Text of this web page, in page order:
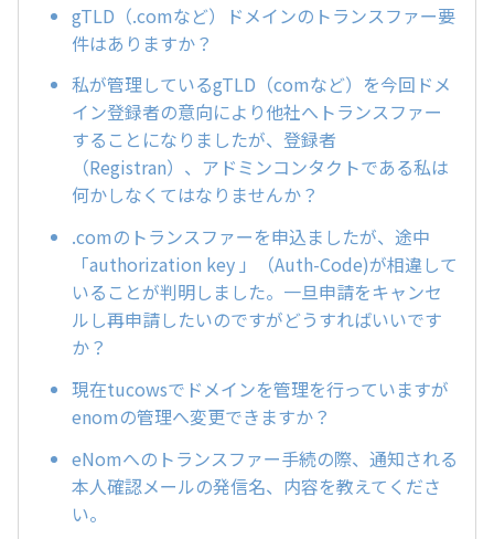
gTLD（.comなど）ドメインのトランスファー要
件はありますか？
私が管理しているgTLD（comなど）を今回ドメ
イン登録者の意向により他社へトランスファー
することになりましたが、登録者
（Registran）、アドミンコンタクトである私は
何かしなくてはなりませんか？
.comのトランスファーを申込ましたが、途中
「authorization key 」（Auth-Code)が相違して
いることが判明しました。一旦申請をキャンセ
ルし再申請したいのですがどうすればいいです
か？
現在tucowsでドメインを管理を行っていますが
enomの管理へ変更できますか？
eNomへのトランスファー手続の際、通知される
本人確認メールの発信名、内容を教えてくださ
い。